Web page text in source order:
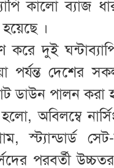
কালো ব্যাজ
।
করে দুই
পর্যন্ত দেশের
ডাউন পালন করা
অবিলম্বে
স্ট্যান্ডার্ড
পরবর্তী